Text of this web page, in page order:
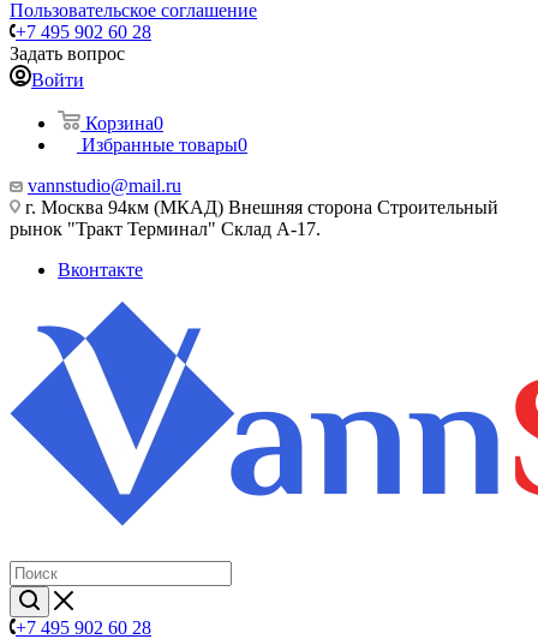
Пользовательское соглашение
+7 495 902 60 28
Задать вопрос
Войти
Корзина0
Избранные товары0
vannstudio@mail.ru
г. Москва 94км (МКАД) Внешняя сторона Строительный
рынок "Тракт Терминал" Склад А-17.
Вконтакте
+7 495 902 60 28